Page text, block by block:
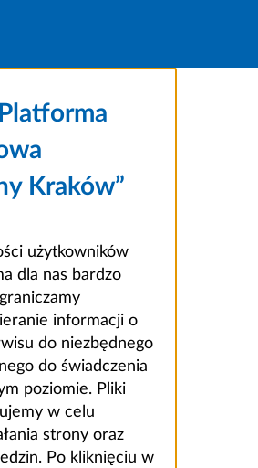
Kraków”
użytkowników
dla nas bardzo
informacji o
do niezbędnego
do świadczenia
poziomie. Pliki
w celu
strony oraz
Po kliknięciu w